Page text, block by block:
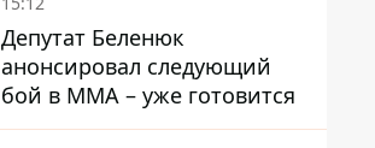
Депутат Беленюк
анонсировал следующий
бой в ММА – уже готовится